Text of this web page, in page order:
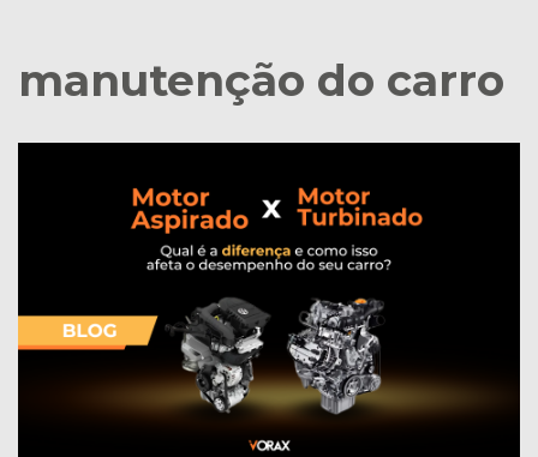
manutenção do carro